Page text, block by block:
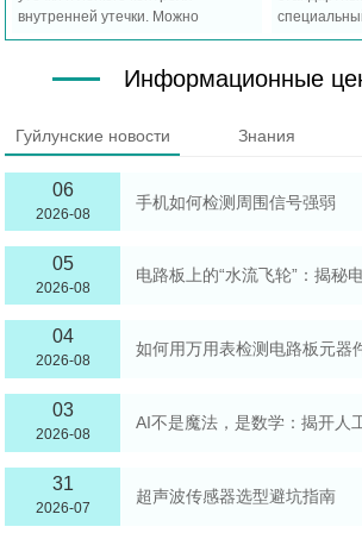
внутренней утечки. Можно
разделить на типы прямого
типы прямого действия.
категорий;
Информационные
Гуйлунские новости Знания
06
2026-08
手机如何检测周围信号强弱
05
2026-08
电路板上的“水流飞轮”：揭秘
04
2026-08
如何用万用表检测电路板元器
03
2026-08
31
2026-07
超声波传感器选型避坑指南